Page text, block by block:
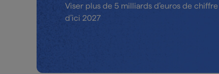
Viser plus de 5 milliards d’euros de chiffre
d’ici 2027